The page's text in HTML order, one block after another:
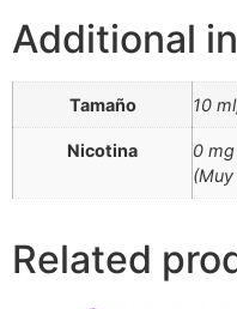
Additional
Tamaño 10
Nicotina
0
(Muy
Related